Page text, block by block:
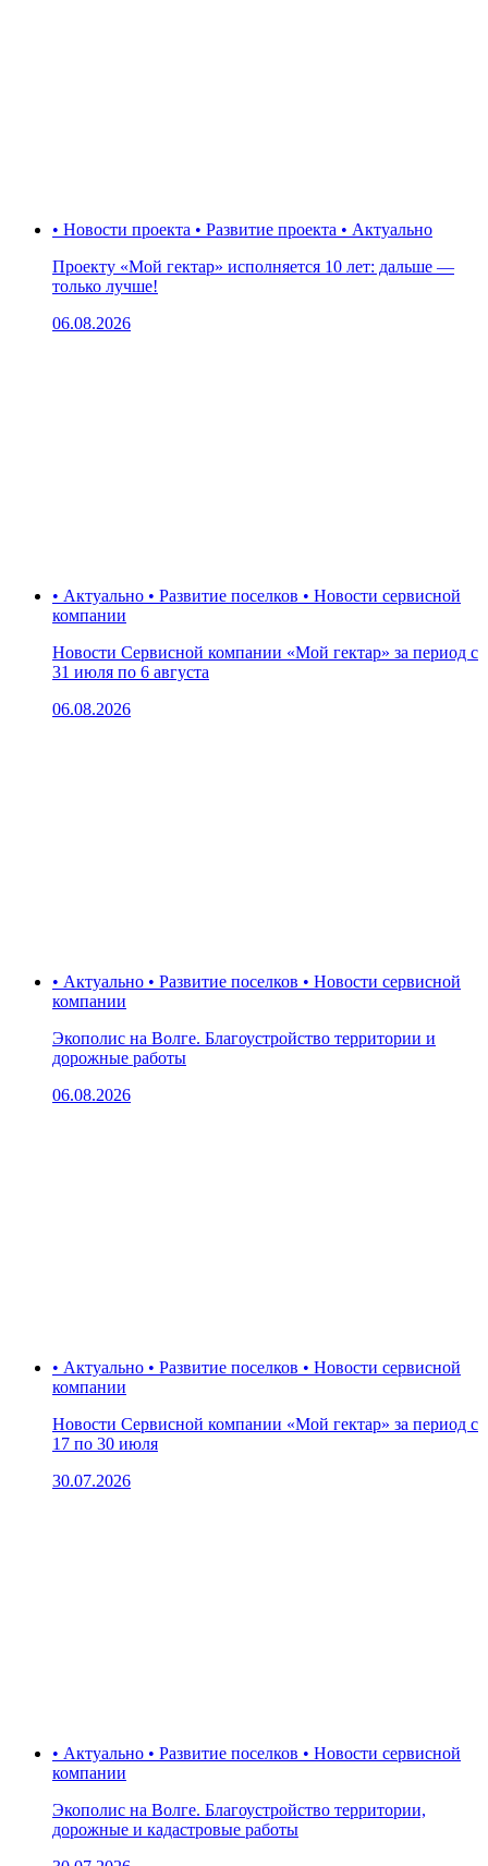
• Новости проекта • Развитие проекта • Актуально
Проекту «Мой гектар» исполняется 10 лет: дальше —
только лучше!
06.08.2026
• Актуально • Развитие поселков • Новости сервисной
компании
Новости Сервисной компании «Мой гектар» за период с
31 июля по 6 августа
06.08.2026
• Актуально • Развитие поселков • Новости сервисной
компании
Экополис на Волге. Благоустройство территории и
дорожные работы
06.08.2026
• Актуально • Развитие поселков • Новости сервисной
компании
Новости Сервисной компании «Мой гектар» за период с
17 по 30 июля
30.07.2026
• Актуально • Развитие поселков • Новости сервисной
компании
Экополис на Волге. Благоустройство территории,
дорожные и кадастровые работы